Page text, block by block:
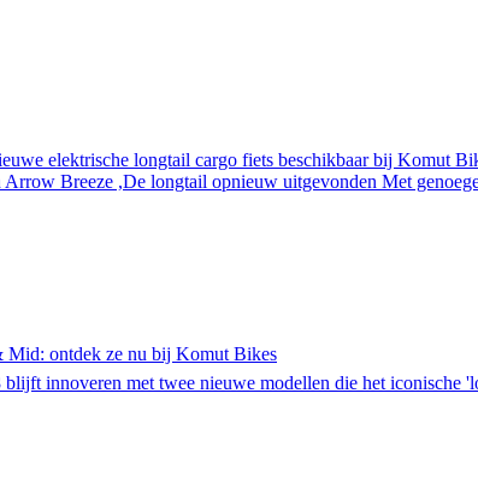
elektrische longtail cargo fiets beschikbaar bij Komut
Breeze​ ,De longtail opnieuw uitgevonden Met
ontdek ze nu bij Komut Bikes
innoveren met twee nieuwe modellen die het